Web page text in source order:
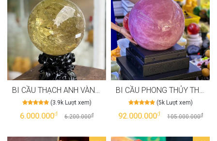
BI CẦU THẠCH ANH VÀNG TINH THỂ 5A VIP MAY MẮN TÀI LỘC T3140
(3.9k Lượt xem)
6.000.000đ 6.200.000đ
BI CẦU PHONG THỦY THẠCH ANH HỒNG VIP 76.4 KG T3067
(5k Lượt xem)
92.000.000đ 105.000.000đ